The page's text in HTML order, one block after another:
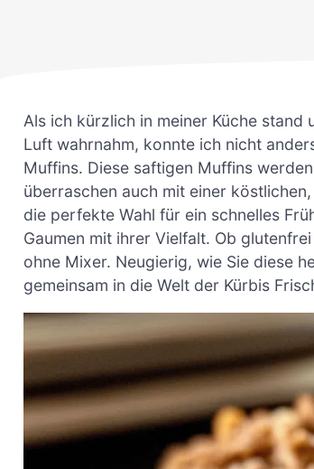
Als ich kürzlich in meiner Küche
Luft wahrnahm, konnte ich nicht
Muffins. Diese saftigen Muffins
überraschen auch mit einer
die perfekte Wahl für ein schnelles
Gaumen mit ihrer Vielfalt. Ob
ohne Mixer. Neugierig, wie Sie diese
gemeinsam in die Welt der Kürbis